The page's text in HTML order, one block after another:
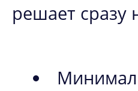
решает сразу